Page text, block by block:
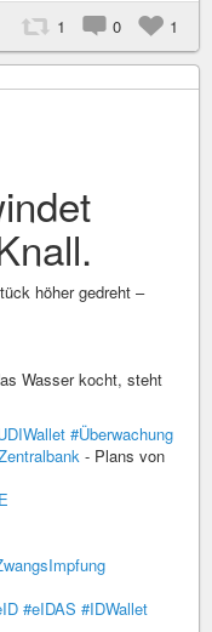
1 0 1
höher gedreht –
Wasser kocht, steht
#Überwachung
- Plans von
#eIDAS #IDWallet